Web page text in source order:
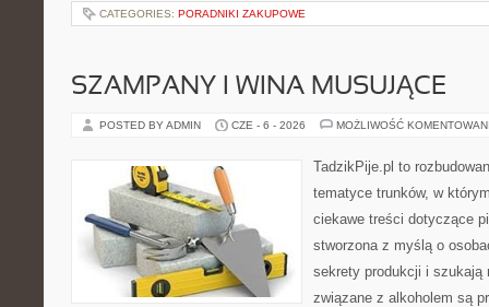
CATEGORIES: PORADNIKI ZAKUPOWE
SZAMPANY I WINA MUSUJĄCE
POSTED BY ADMIN CZE - 6 - 2026 MOŻLIWOŚĆ
TadzikPije.pl to
tematyce trunków, w
ciekawe treści dotyczące
stworzona z myślą o
sekrety produkcji i szukają
związane z alkoholem są